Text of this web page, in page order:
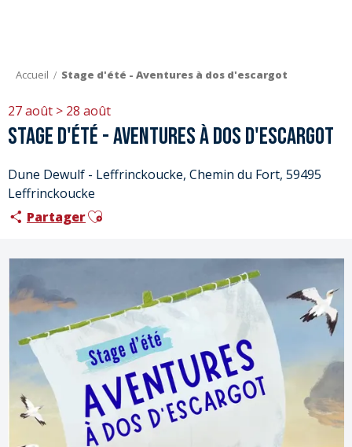
Accueil Stage d'été - Aventures à dos d'escargot
27 août > 28 août
Stage d'été - Aventures à dos d'escargot
Dune Dewulf - Leffrinckoucke, Chemin du Fort, 59495
Leffrinckoucke
PartagerAjouter aux favoris